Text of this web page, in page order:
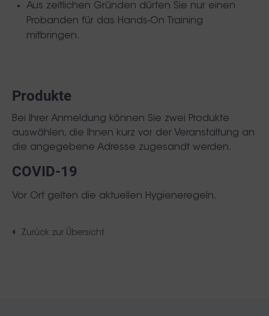
Aus zeitlichen Gründen dürfen Sie nur einen
Probanden für das Hands-On Training
mitbringen.
Produkte
Bei Ihrer Anmeldung können Sie zwei Produkte
auswählen, die Ihnen kurz vor der Veranstaltung an
die angegebene Adresse zugesandt werden.
COVID-19
Vor Ort gelten die aktuellen Hygieneregeln.
Zurück zur Übersicht